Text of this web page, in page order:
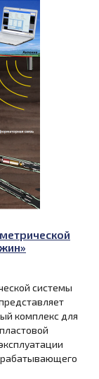
системы
комплекс для